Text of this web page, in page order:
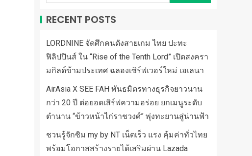
RECENT POSTS
LORDNINE จัดศึกคนดังสายเกม ไทย ปะทะ
ฟิลิปปินส์ ใน “Rise of the Tenth Lord” เปิดสงครา
มกิลด์ข้ามประเทศ ฉลองเซิร์ฟเวอร์ใหม่ เฮเลนา
AirAsia X SEE FAH พันธมิตรทางธุรกิจยาวนาน
กว่า 20 ปี ต่อยอดเสิร์ฟความอร่อย ยกเมนูระดับ
ตำนาน “ข้าวหน้าไก่ราชวงศ์” พุ่งทะยานสู่น่านฟ้า
ชวนรู้จักซิม my by NT เน็ตเร็ว แรง คุ้มค่าทั่วไทย
พร้อมโอกาสสร้างรายได้เสริมผ่าน Lazada